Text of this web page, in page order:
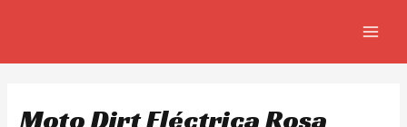
Moto Dirt Eléctrica Rosa